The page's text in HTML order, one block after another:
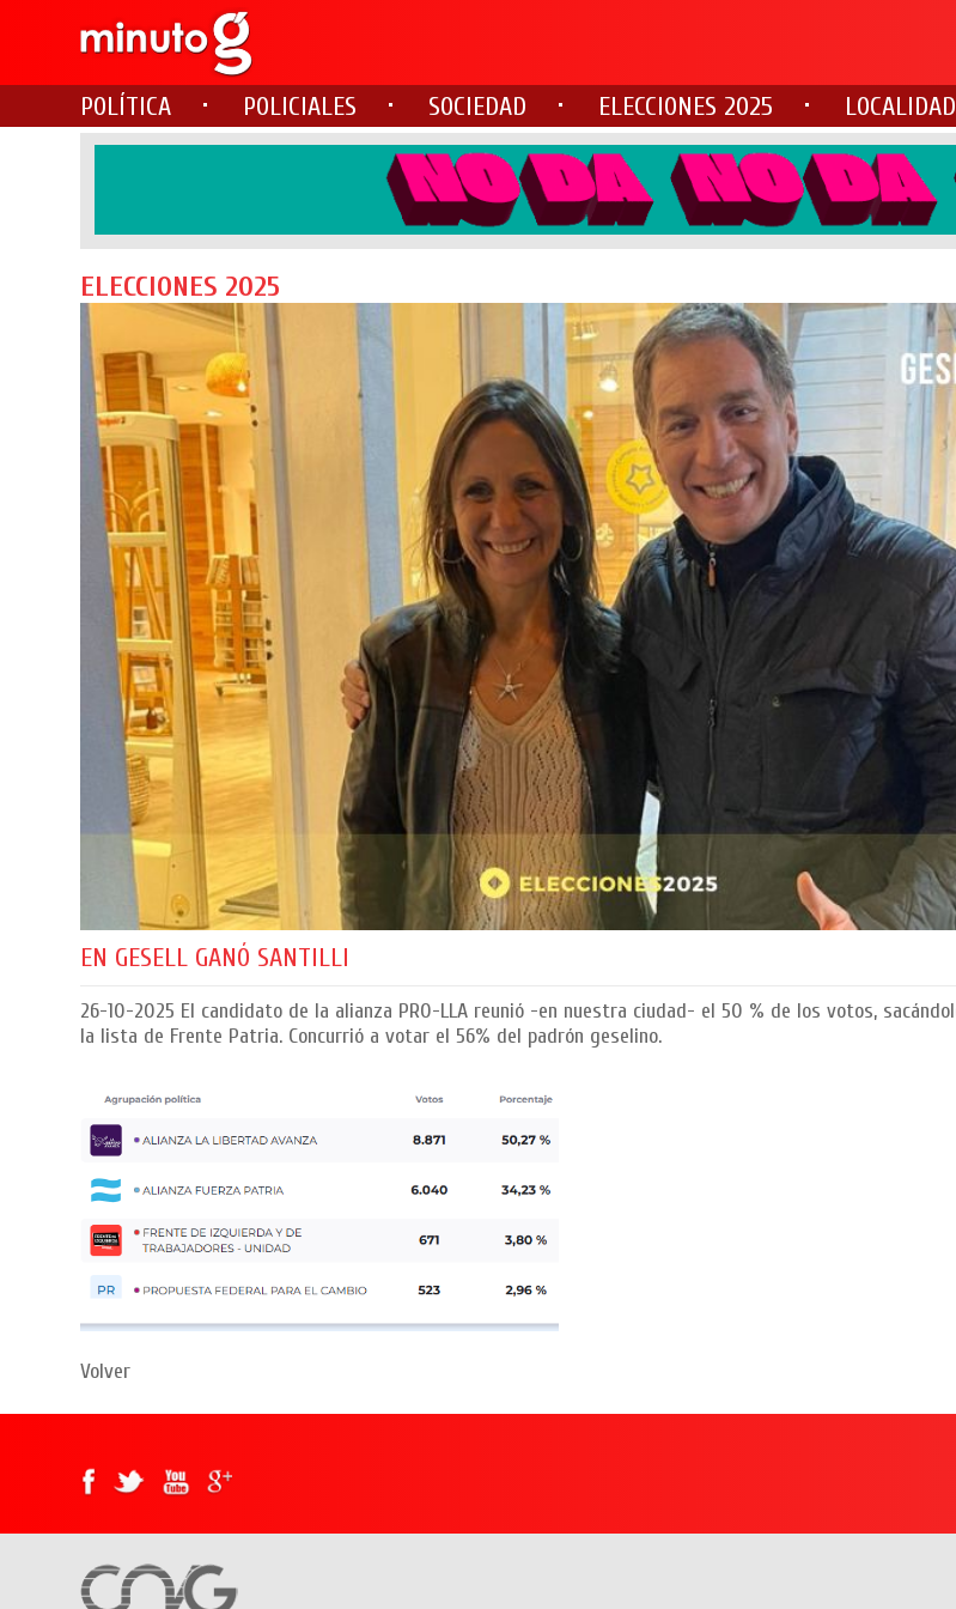
POLÍTICA POLICIALES SOCIEDAD ELECCIONES 2025
ELECCIONES 2025
EN GESELL GANÓ SANTILLI
26-10-2025 El candidato de la alianza PRO-LLA reunió -en nuestra ciudad- el 50 % de los votos,
la lista de Frente Patria. Concurrió a votar el 56% del padrón geselino.
Volver